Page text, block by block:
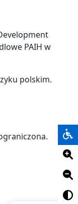
PAIH w
polskim.